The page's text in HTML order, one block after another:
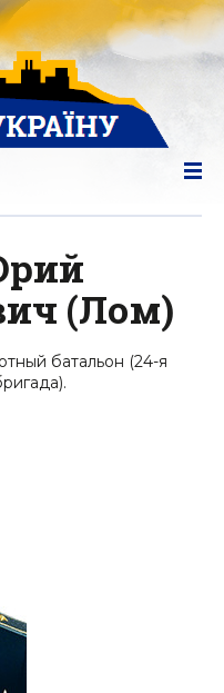
(Лом)
батальон (24-я